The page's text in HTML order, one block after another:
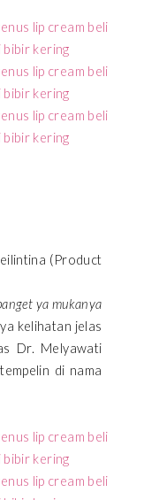
(Product
ya mukanya
kelihatan jelas
Dr. Melyawati
di nama